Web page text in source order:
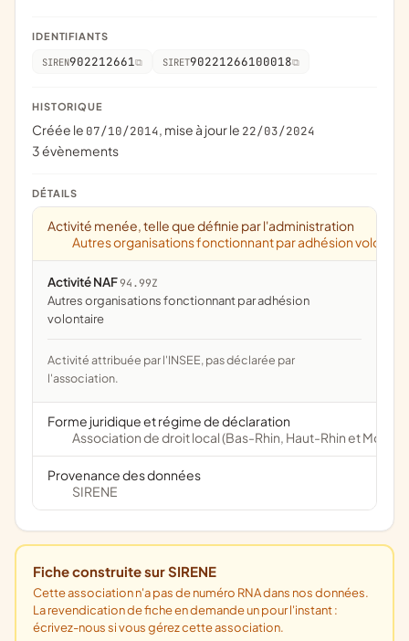
IDENTIFIANTS
SIREN902212661 SIRET90221266100018
HISTORIQUE
Créée le 07/10/2014, mise à jour le 22/03/2024
3 évènements
DÉTAILS
Activité menée, telle que définie par l'administration
Autres organisations fonctionnant par adhésion
Activité NAF94.99Z
Autres organisations fonctionnant par adhésion
volontaire
Activité attribuée par l'INSEE, pas déclarée par
l'association.
Forme juridique et régime de déclaration
Association de droit local (Bas-Rhin, Haut-Rhin et
Provenance des données
SIRENE
Fiche construite sur SIRENE
Cette association n'a pas de numéro RNA dans nos données.
La revendication de fiche en demande un pour l'instant :
écrivez-nous si vous gérez cette association.